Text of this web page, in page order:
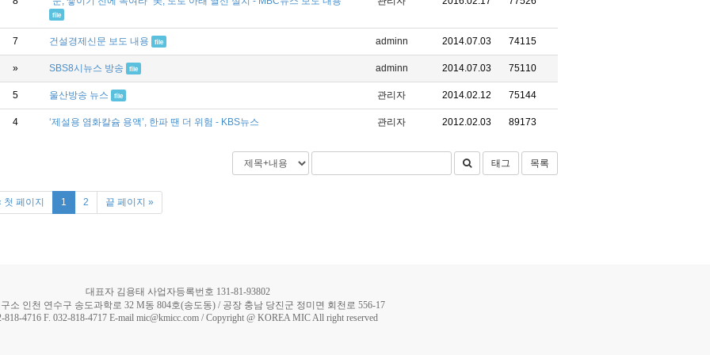
file
7 건설경제신문 보도 내용 file adminn 2014.07.03 74115
» SBS8시뉴스 방송 file adminn 2014.07.03 75110
5 울산방송 뉴스 file 관리자 2014.02.12 75144
4 ‘제설용 염화칼슘 용액’, 한파 땐 더 위험 - KBS뉴스 관리자 2012.02.03 89173
태그 목록
첫 페이지 1 2 끝 페이지 »
대표자 김용태 사업자등록번호 131-81-93802
소 인천 연수구 송도과학로 32 M동 804호(송도동) / 공장 충남 당진군 정미면 회천로 556-17
818-4716 F. 032-818-4717 E-mail mic@kmicc.com / Copyright @ KOREA MIC All right reserved